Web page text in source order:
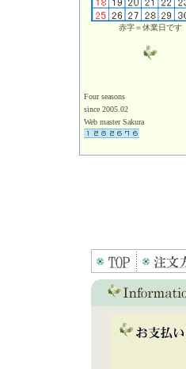
赤字＝休業日です
Four seasons
since 2005.02
Web master Sakura